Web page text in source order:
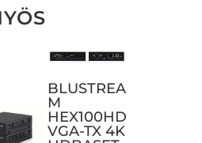
BLUSTREA
M
HEX100HD
VGA-TX 4K